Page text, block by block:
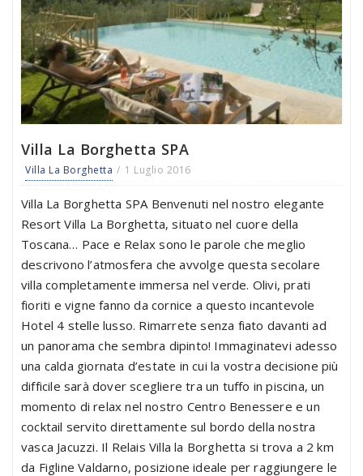
Villa La Borghetta SPA
Villa La Borghetta 1 Luglio 2016
Villa La Borghetta SPA Benvenuti nel nostro elegante
Resort Villa La Borghetta, situato nel cuore della
Toscana… Pace e Relax sono le parole che meglio
descrivono l’atmosfera che avvolge questa secolare
villa completamente immersa nel verde. Olivi, prati
fioriti e vigne fanno da cornice a questo incantevole
Hotel 4 stelle lusso. Rimarrete senza fiato davanti ad
un panorama che sembra dipinto! Immaginatevi adesso
una calda giornata d’estate in cui la vostra decisione più
difficile sarà dover scegliere tra un tuffo in piscina, un
momento di relax nel nostro Centro Benessere e un
cocktail servito direttamente sul bordo della nostra
vasca Jacuzzi. Il Relais Villa la Borghetta si trova a 2 km
da Figline Valdarno, posizione ideale per raggiungere le